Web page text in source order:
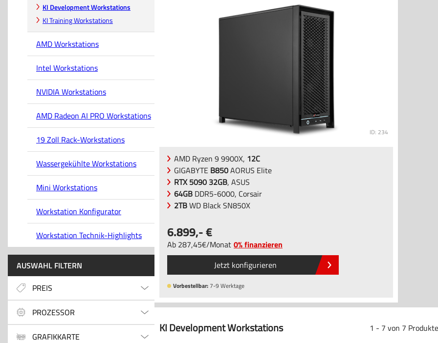
KI Development Workstations
KI Training Workstations
AMD Workstations
Intel Workstations
NVIDIA Workstations
AMD Radeon AI PRO Workstations
19 Zoll Rack-Workstations
Wassergekühlte Workstations
Mini Workstations
Workstation Konfigurator
Workstation Technik-Highlights
AUSWAHL FILTERN
PREIS
PROZESSOR
GRAFIKKARTE
ID: 234
AMD Ryzen 9 9900X, 12C
GIGABYTE B850AORUS Elite
RTX 5090 32GB, ASUS
64GB DDR5-6000, Corsair
2TBWD Black SN850X
6.899,-
Ab 287,45 /Monat 0% finanzieren
Jetzt konfigurieren
Vorbestellbar: 7-9 Werktage
KI Development Workstations 1 - 7 von 7 Produkte